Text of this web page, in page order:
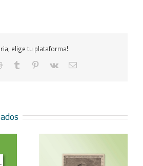
elige tu plataforma!
reddit tumblr pinterest
vk
Correo